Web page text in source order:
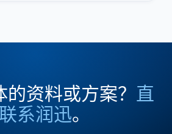
资料或方案？ 直
系润迅。